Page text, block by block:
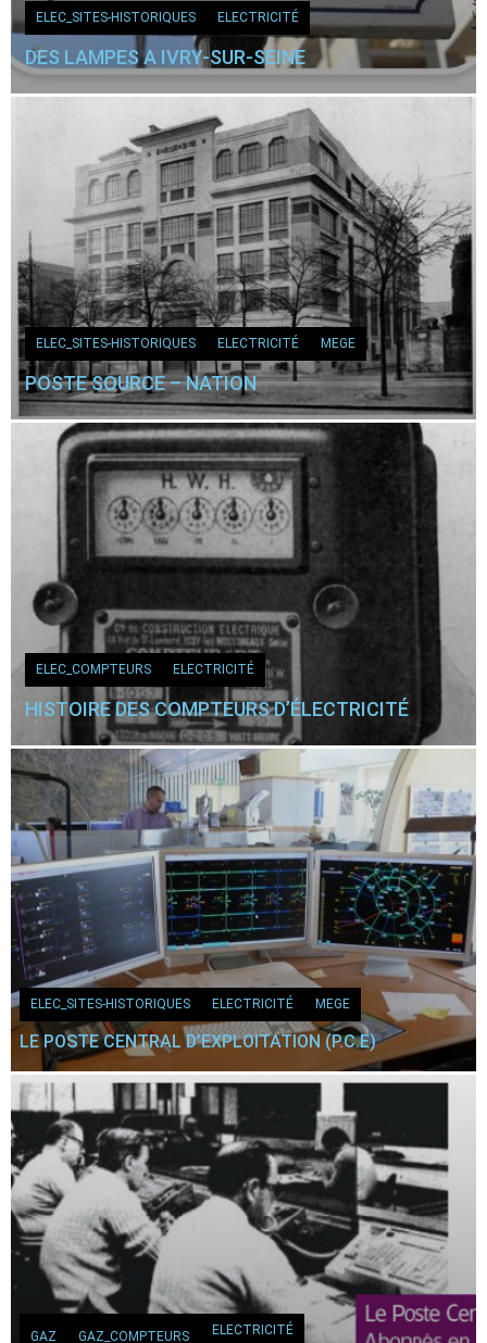
ELEC_SITES-HISTORIQUES ELECTRICITÉ
DES LAMPES A IVRY-SUR-SEINE
ELEC_SITES-HISTORIQUES ELECTRICITÉ MEGE
POSTE SOURCE – NATION
ELEC_COMPTEURS ELECTRICITÉ
HISTOIRE DES COMPTEURS D’ÉLECTRICITÉ
ELEC_SITES-HISTORIQUES ELECTRICITÉ MEGE
LE POSTE CENTRAL D’EXPLOITATION (P.C.E)
ELEC_SITES-HISTORIQUES ELECTRICITÉ
GAZ GAZ_HISTOIRE
GAZ GAZ_COMPTEURS